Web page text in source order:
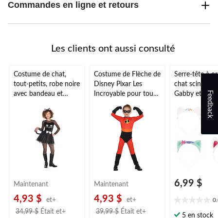
Commandes en ligne et retours
Les clients ont aussi consulté
Costume de chat,
tout-petits, robe noire
avec bandeau et
Maintenant
4,93 $
et+
34,99 $ Était et+prix
Costume de Flèche de
Disney Pixar Les
Incroyable pour tout-
petits, combinaison
rouge/noire avec
gants/masque/couvre
-bottes, choix de
Maintenant
4,93 $
et+
39,99 $ Était et+prix
Serre-tête à
chat
Gabby et la
magique,
taille unique,
pour les
6,99 $
étoile(s)
5 en stock
Feedback